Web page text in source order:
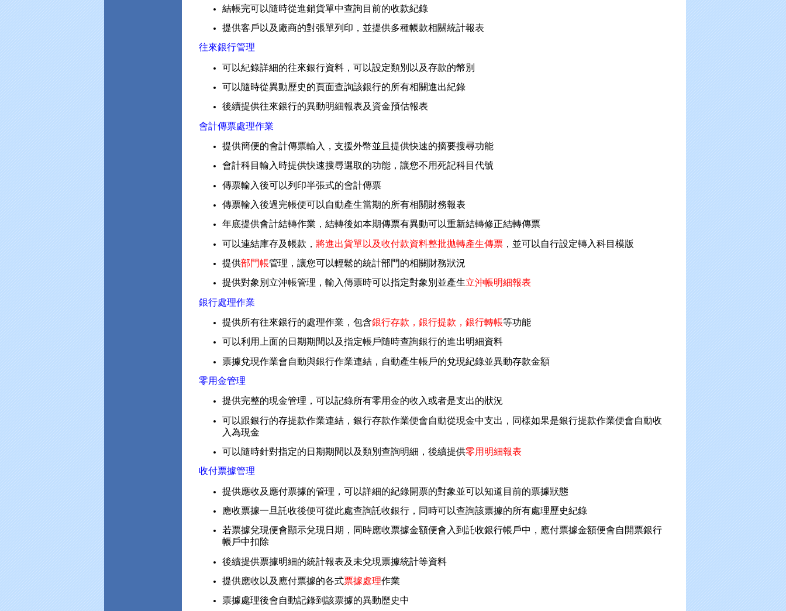
結帳完可以隨時從進銷貨單中查詢目前的收款紀錄
提供客戶以及廠商的對張單列印，並提供多種帳款相關統計報表
往來銀行管理
可以紀錄詳細的往來銀行資料，可以設定類別以及存款的幣別
可以隨時從異動歷史的頁面查詢該銀行的所有相關進出紀錄
後續提供往來銀行的異動明細報表及資金預估報表
會計傳票處理作業
提供簡便的會計傳票輸入，支援外幣並且提供快速的摘要搜尋功能
會計科目輸入時提供快速搜尋選取的功能，讓您不用死記科目代號
傳票輸入後可以列印半張式的會計傳票
傳票輸入後過完帳便可以自動產生當期的所有相關財務報表
年底提供會計結轉作業，結轉後如本期傳票有異動可以重新結轉修正結轉傳票
可以連結庫存及帳款， 將進出貨單以及收付款資料整批拋轉產生傳票 ，並可以自行設定轉入科目模版
提供部門帳管理，讓您可以輕鬆的統計部門的相關財務狀況
提供對象別立沖帳管理，輸入傳票時可以指定對象別並產生立沖帳明細報表
銀行處理作業
提供所有往來銀行的處理作業，包含銀行存款，銀行提款，銀行轉帳等功能
可以利用上面的日期期間以及指定帳戶隨時查詢銀行的進出明細資料
票據兌現作業會自動與銀行作業連結，自動產生帳戶的兌現紀錄並異動存款金額
零用金管理
提供完整的現金管理，可以記錄所有零用金的收入或者是支出的狀況
可以跟銀行的存提款作業連結，銀行存款作業便會自動從現金中支出，同樣如果是銀行提款作業便會自動收
入為現金
可以隨時針對指定的日期期間以及類別查詢明細，後續提供零用明細報表
收付票據管理
提供應收及應付票據的管理，可以詳細的紀錄開票的對象並可以知道目前的票據狀態
應收票據一旦託收後便可從此處查詢託收銀行，同時可以查詢該票據的所有處理歷史紀錄
若票據兌現便會顯示兌現日期，同時應收票據金額便會入到託收銀行帳戶中，應付票據金額便會自開票銀行
帳戶中扣除
後續提供票據明細的統計報表及未兌現票據統計等資料
提供應收以及應付票據的各式票據處理作業
票據處理後會自動記錄到該票據的異動歷史中